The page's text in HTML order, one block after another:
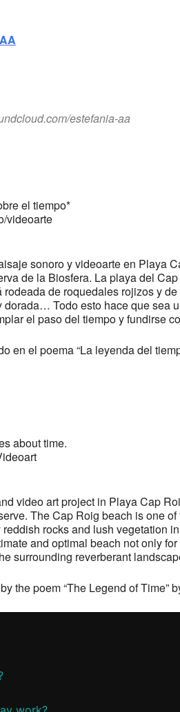
estefania-aa
el tiempo*
videoarte
sonoro y videoarte en Playa
de la Biosfera. La playa del
rodeada de roquedales rojizos y
dorada… Todo esto hace que sea
el paso del tiempo y fundirse
en el poema “La leyenda del
about time.
video art project in Playa Cap
The Cap Roig beach is one
reddish rocks and lush vegetation
and optimal beach not only
surrounding reverberant
the poem “The Legend of Time”